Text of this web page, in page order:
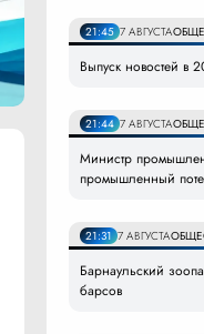
21:45 7 АВГУСТА
Выпуск новостей в
21:44 7 АВГУСТА
Министр
промышленный
21:31 7 АВГУСТА
Барнаульский
барсов